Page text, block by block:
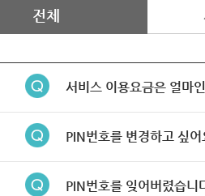
전체
서비스 이용요금은 얼마
PIN번호를 변경하고 싶어
PIN번호를 잊어버렸습니